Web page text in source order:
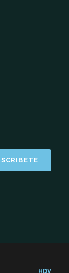
HDV